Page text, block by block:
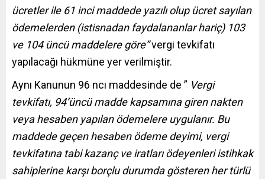
ücretler ile 61 inci maddede yazılı olup ücret sayılan
ödemelerden (istisnadan faydalananlar hariç) 103
ve 104 üncü maddelere göre”vergi tevkifatı
yapılacağı hükmüne yer verilmiştir.
Aynı Kanunun 96 ncı maddesinde de ” Vergi
tevkifatı, 94’üncü madde kapsamına giren nakten
veya hesaben yapılan ödemelere uygulanır. Bu
maddede geçen hesaben ödeme deyimi, vergi
tevkifatına tabi kazanç ve iratları ödeyenleri istihkak
sahiplerine karşı borçlu durumda gösteren hertürlü